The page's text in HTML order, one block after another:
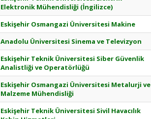
Elektronik Mühendisliği (İngilizce)
Eskişehir Osmangazi Üniversitesi Makine
Anadolu Üniversitesi Sinema ve Televizyon
Eskişehir Teknik Üniversitesi Siber Güvenlik
Analistliği ve Operatörlüğü
Eskişehir Osmangazi Üniversitesi Metalurji ve
Malzeme Mühendisliği
Eskişehir Teknik Üniversitesi Sivil Havacılık